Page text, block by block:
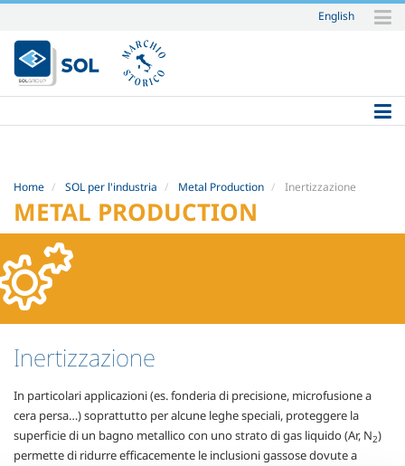
Salta
ai
contenuti.
|
alla
English
Home SOL per l'industria Metal Production Inertizzazione
METAL PRODUCTION
Inertizzazione
In particolari applicazioni (es. fonderia di precisione, microfusione a
cera persa…) soprattutto per alcune leghe speciali, proteggere la
superficie di un bagno metallico con uno strato di gas liquido (Ar, N2)
permette di ridurre efficacemente le inclusioni gassose dovute a